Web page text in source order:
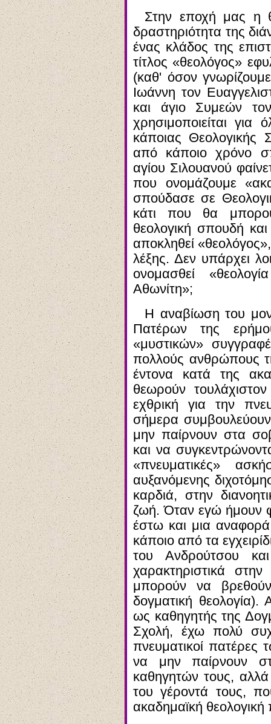
Στην εποχή μας η
δραστηριότητα της
ένας κλάδος της
τίτλος «θεολόγος»
(καθ' όσον
Ιωάννη τον
και άγιο Συμεών
χρησιμοποιείται για
κάποιας Θεολογικής
από κάποιο χρόνο
αγίου Σιλουανού
που ονομάζουμε
σπούδασε σε
κάτι που θα
θεολογική σπουδή
αποκληθεί
λέξης. Δεν υπάρχει
ονομασθεί
Αθωνίτη»;
Η αναβίωση του
Πατέρων της
«μυστικών»
πολλούς ανθρώπους
έντονα κατά της
θεωρούν
εχθρική για την
σήμερα
μην παίρνουν στα
και να
«πνευματικές»
αυξανόμενης
καρδιά, στην
ζωή. Όταν εγώ ήμουν
έστω και μια
κάποιο από τα
του Ανδρούτσου
χαρακτηριστικά
μπορούν να
δογματική
ως καθηγητής της
Σχολή, έχω πολύ
πνευματικοί
να μην παίρνουν
καθηγητών τους,
του γέροντά τους,
ακαδημαϊκή θεολογική